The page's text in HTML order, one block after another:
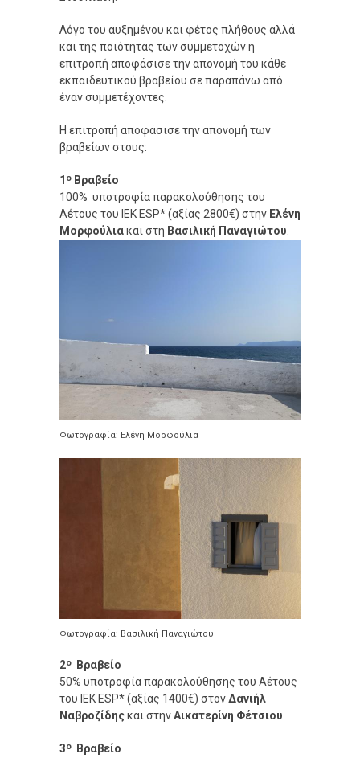
Λόγο του αυξημένου και φέτος πλήθους αλλά
και της ποιότητας των συμμετοχών η
επιτροπή αποφάσισε την απονομή του κάθε
εκπαιδευτικού βραβείου σε παραπάνω από
έναν συμμετέχοντες.
Η επιτροπή αποφάσισε την απονομή των
βραβείων στους:
1 ο Βραβείο
100% υποτροφία παρακολούθησης του
Αέτους του IEK ESP* (αξίας 2800€) στην Ελένη
Μορφούλιακαι στη Βασιλική Παναγιώτου
Φωτογραφία: Ελένη Μορφούλια
Φωτογραφία: Βασιλική Παναγιώτου
2ο
Βραβείο
50% υποτροφία παρακολούθησης του Αέτους
του ΙΕΚ ESP* (αξίας 1400€) στονΔανιήλ
Ναβροζίδηςκαι στηνΑικατερίνη Φέτσιου
3ο
Βραβείο